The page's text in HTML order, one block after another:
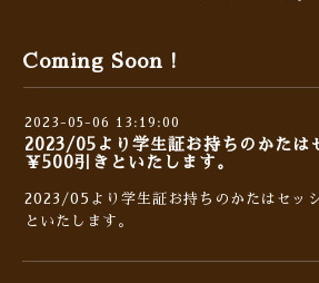
Coming Soon !
2023-05-06 13:19:00
2023/05より学生証お持ちのかたは
￥500引きといたします。
2023/05より学生証お持ちのかたはセッ
といたします。